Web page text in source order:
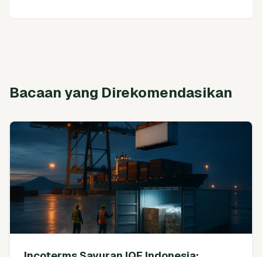
Bacaan yang Direkomendasikan